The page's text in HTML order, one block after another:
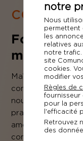
notre
Nous
permettent
les
relatives
notre
site
cookies.
modifier
Règles de
fournisseur
pour la
l'efficacité
Retrouvez
des
Formation
Maîtriser les
comprendre les
nouvelles
pratiques... Autant
améliorer vos
communication,